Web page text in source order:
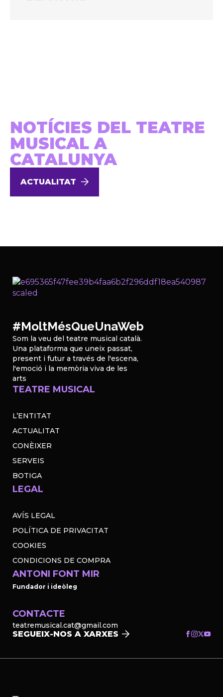
NOTÍCIES DEL TEATRE
MUSICAL A
CATALUNYA
ACTUALITAT
#MoltMésQueUnaWeb
Som la veu del teatre musical català.
Una plataforma que uneix passat,
present i futur a través de l'escena,
l'emoció i la memòria viva de les
arts
TEATRE MUSICAL
L’ENTITAT
ACTUALITAT
CONÈIXER
SERVEIS
BOTIGA
LEGAL
AVÍS LEGAL
POLÍTICA DE PRIVACITAT
COOKIES
CONDICIONS DE COMPRA
ANTONI FONT MIR
Fundador i ideòleg
CONTACTE
teatremusical.cat@gmail.com
SEGUEIX-NOS A XARXES